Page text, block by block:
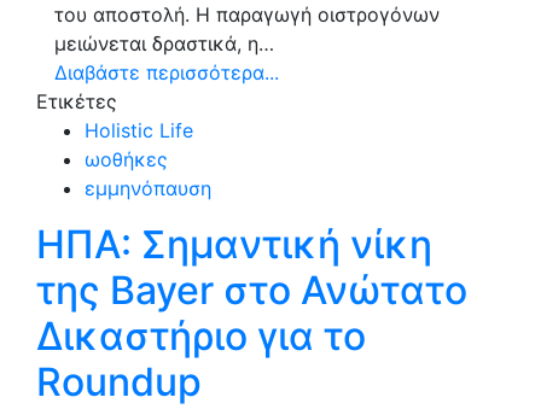
του αποστολή. Η παραγωγή οιστρογόνων
μειώνεται δραστικά, η…
Διαβάστε περισσότερα...
Ετικέτες
Holistic Life
ωοθήκες
εμμηνόπαυση
ΗΠΑ: Σημαντική νίκη
της Bayer στο Ανώτατο
Δικαστήριο για το
Roundup